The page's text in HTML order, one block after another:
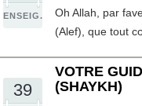
ENSEIG.
Oh Allah, par
(Alef), que tout
39
VOTRE
(SHAYKH)